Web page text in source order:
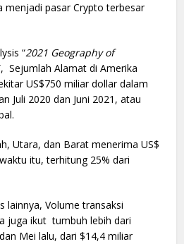
menjadi pasar Crypto terbesar
“2021 Geography of
Sejumlah Alamat di Amerika
US$750 miliar dollar dalam
Juli 2020 dan Juni 2021, atau
Utara, dan Barat menerima US$
itu, terhitung 25% dari
lainnya, Volume transaksi
juga ikut tumbuh lebih dari
Mei lalu, dari $14,4 miliar